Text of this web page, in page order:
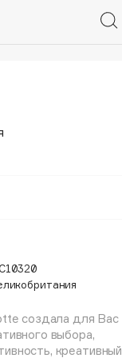
создала для Вас
выбора,
креативный